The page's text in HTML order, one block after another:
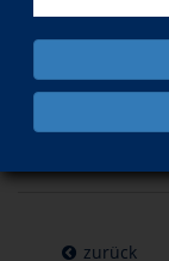
am 26.
Oktober
2022
zurück